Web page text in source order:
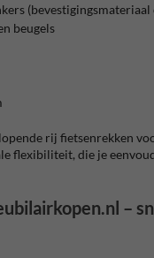
beugels
rij fietsenrekken
flexibiliteit, die je
–